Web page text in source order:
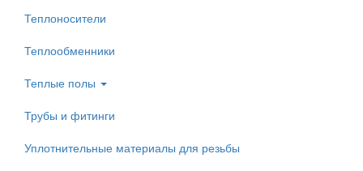
Теплоносители
Теплообменники
Теплые полы
Трубы и фитинги
Уплотнительные материалы для резьбы